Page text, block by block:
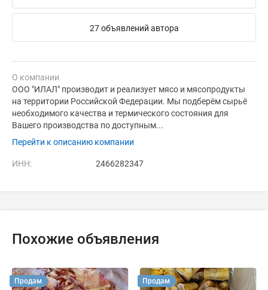
27 объявлений автора
О компании
ООО "ИЛАЛ" производит и реализует мясо и мясопродукты
на территории Российской Федерации. Мы подберём сырьё
необходимого качества и термического состояния для
Вашего производства по доступным...
Перейти к описанию компании
ИНН: 2466282347
Похожие объявления
Продам Продам